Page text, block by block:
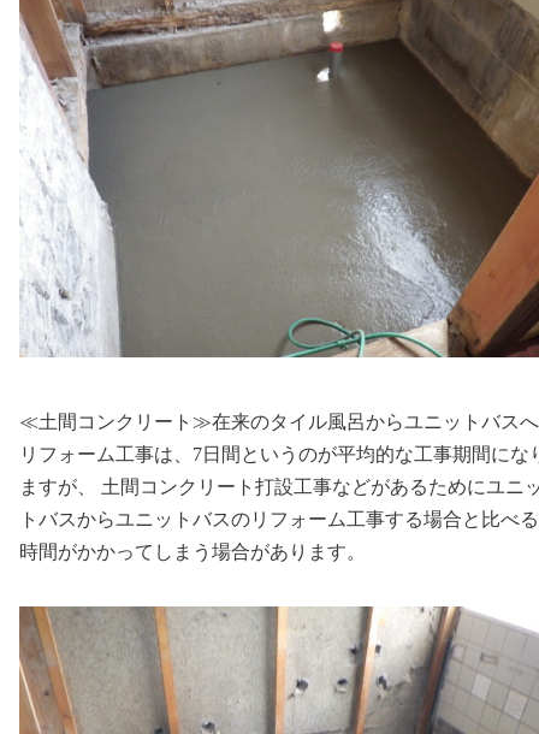
≪土間コンクリート≫在来のタイル風呂からユニットバス
リフォーム工事は、7日間というのが平均的な工事期間にな
ますが、 土間コンクリート打設工事などがあるためにユニ
トバスからユニットバスのリフォーム工事する場合と比べ
時間がかかってしまう場合があります。